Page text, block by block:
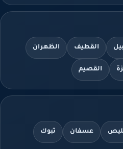
القطيف الظهران
القصيم
عسفان تبوك